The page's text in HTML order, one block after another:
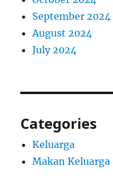
September 2024
August 2024
July 2024
Categories
Keluarga
Makan Keluarga